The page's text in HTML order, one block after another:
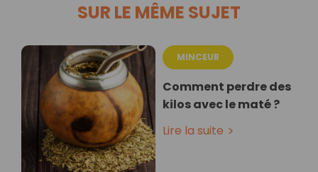
SUR LE MÊME SUJET
MINCEUR
Comment perdre des
kilos avec le maté ?
Lire la suite